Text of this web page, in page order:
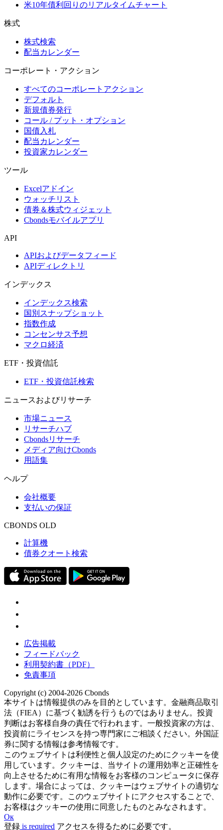
米10年債利回りのリアルタイムチャート
株式
株式検索
配当カレンダー
コーポレート・アクション
すべてのコーポレートアクション
デフォルト
新規債券発行
コール / プット・オプション
国債入札
配当カレンダー
投資家カレンダー
ツール
Excelアドイン
ウォッチリスト
債券＆株式ウィジェット
Cbondsモバイルアプリ
API
APIおよびデータフィード
APIディレクトリ
インデックス
インデックス検索
国別スナップショット
指数作成
コンセンサス予想
マクロ経済
ETF・投資信託
ETF・投資信託検索
ニュースおよびリサーチ
市場ニュース
リサーチハブ
Cbondsリサーチ
メディア向けCbonds
用語集
ヘルプ
会社概要
支払いの保証
CBONDS OLD
計算機
債券クオート検索
広告掲載
フィードバック
利用契約書（PDF）
免責事項
Copyright (c) 2004-2026 Cbonds
本サイトは情報提供のみを目的としています。金融商品取引
法（FIEA）に基づく勧誘を行うものではありません。投資
判断はお客様自身の責任で行われます。一般投資家の方は、
投資前にライセンスを持つ専門家にご相談ください。外国証
券に関する情報は参考情報です。
このウェブサイトは利便性と個人設定のためにクッキーを使
用しています。クッキーは、当サイトの運用効率と正確性を
向上させるために有用な情報をお客様のコンピュータに保存
します。場合によっては、クッキーはウェブサイトの適切な
動作に必要です。このウェブサイトにアクセスすることで、
お客様はクッキーの使用に同意したものとみなされます。
Ок
登録 is required アクセスを得るために必要です。